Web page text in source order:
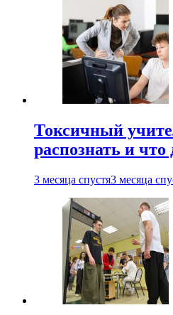
Токсичный
распознать и что
3 месяца спустя3 месяца